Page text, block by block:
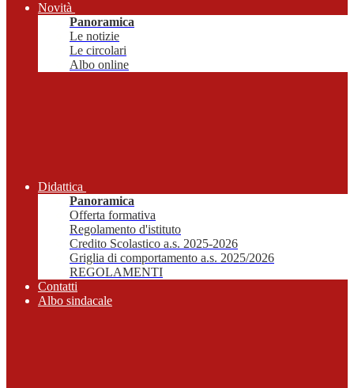
Novità
Panoramica
Le notizie
Le circolari
Albo online
Didattica
Panoramica
Offerta formativa
Regolamento d'istituto
Credito Scolastico a.s. 2025-2026
Griglia di comportamento a.s. 2025/2026
REGOLAMENTI
Contatti
Albo sindacale